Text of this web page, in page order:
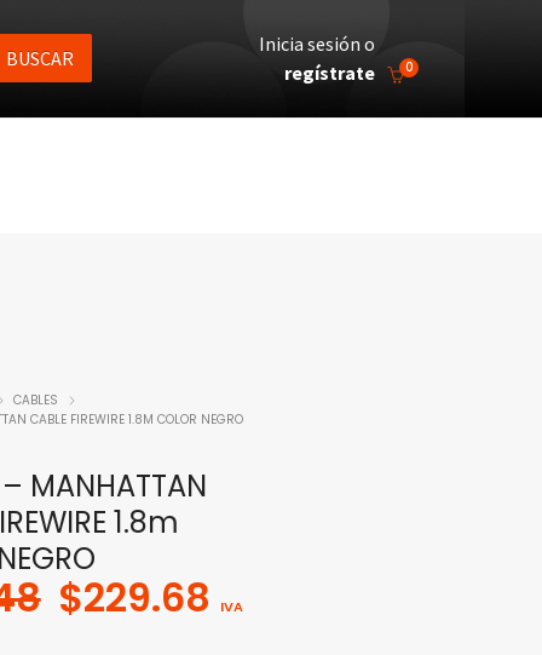
BUSCAR
Inicia sesión o
regístrate
0
CABLES
CABLE FIREWIRE 1.8M COLOR NEGRO
MANHATTAN
1.8m
Original
price
$229.68 Current
price
IVA